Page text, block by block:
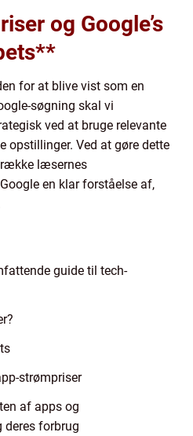
og Google’s
for at blive vist som en
søgning skal vi
ved at bruge relevante
opstillinger. Ved at gøre dette
læsernes
en klar forståelse af,
guide til tech-
strømpriser
af apps og
forbrug